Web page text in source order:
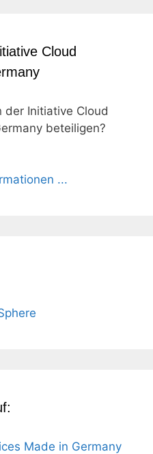
Cloud
der Initiative Cloud
beteiligen?
...